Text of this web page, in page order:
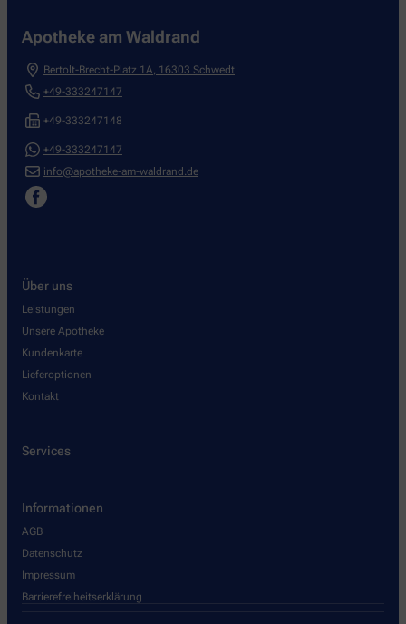
Apotheke am Waldrand
Bertolt-Brecht-Platz 1A 16303 Schwedt
+49-333247147
+49-333247148
+49-333247147
info@apotheke-am-waldrand.de
Über uns
Leistungen
Unsere Apotheke
Kundenkarte
Lieferoptionen
Kontakt
Services
Informationen
AGB
Datenschutz
Impressum
Barrierefreiheitserklärung